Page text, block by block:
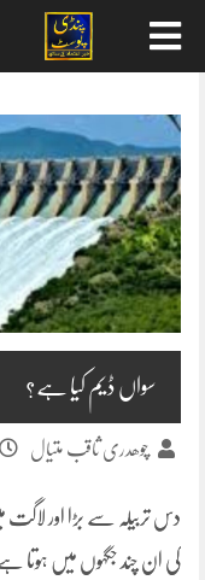
content
سواں ڈیم کیا ہے؟
چوھدری ثاقب متیال
دس تربیلہ سے بڑا اور لاگت